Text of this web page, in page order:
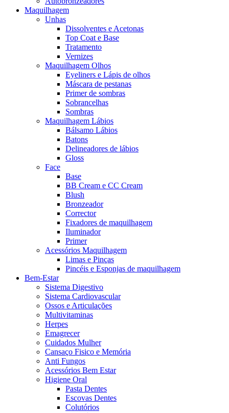
Maquilhagem
Unhas
Dissolventes e Acetonas
Top Coat e Base
Tratamento
Vernizes
Maquilhagem Olhos
Eyeliners e Lápis de olhos
Máscara de pestanas
Primer de sombras
Sobrancelhas
Sombras
Maquilhagem Lábios
Bálsamo Lábios
Batons
Delineadores de lábios
Gloss
Face
Base
BB Cream e CC Cream
Blush
Bronzeador
Corrector
Fixadores de maquilhagem
Iluminador
Primer
Acessórios Maquilhagem
Limas e Pinças
Pincéis e Esponjas de maquilhagem
Bem-Estar
Sistema Digestivo
Sistema Cardiovascular
Ossos e Articulações
Multivitaminas
Herpes
Emagrecer
Cuidados Mulher
Cansaço Fisico e Memória
Anti Fungos
Acessórios Bem Estar
Higiene Oral
Pasta Dentes
Escovas Dentes
Colutórios